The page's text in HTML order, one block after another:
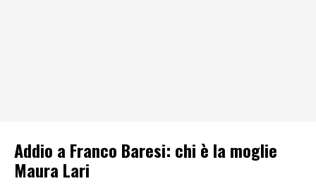
Addio a Franco Baresi: chi è la moglie
Maura Lari